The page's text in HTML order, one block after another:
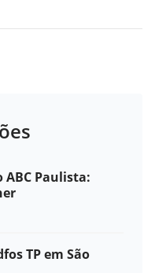
ABC Paulista:
TP em São